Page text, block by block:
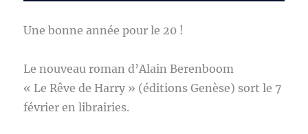
Une bonne année pour le 20 !
Le nouveau roman d’Alain Berenboom
« Le Rêve de Harry » (éditions Genèse) sort le 7
février en librairies.